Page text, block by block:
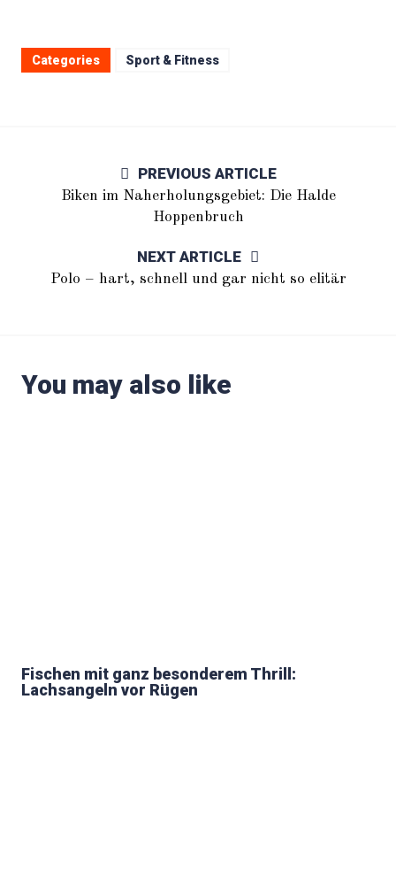
Categories Sport & Fitness
PREVIOUS ARTICLE
Biken im Naherholungsgebiet: Die Halde
Hoppenbruch
NEXT ARTICLE
Polo – hart, schnell und gar nicht so elitär
You may also like
Fischen mit ganz besonderem Thrill:
Lachsangeln vor Rügen